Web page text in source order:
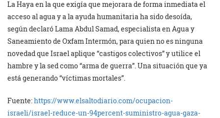
La Haya en la que exigía que mejorara de forma inmediata el
acceso al agua y a la ayuda humanitaria ha sido desoída,
según declaró Lama Abdul Samad, especialista en Agua y
Saneamiento de Oxfam Intermón, para quien no es ninguna
novedad que Israel aplique “castigos colectivos” y utilice el
hambre y la sed como “arma de guerra”. Una situación que ya
está generando “víctimas mortales”.
Fuente:https://www.elsaltodiario.com/ocupacion-
israeli/israel-reduce-un-94percent-suministro-agua-gaza-